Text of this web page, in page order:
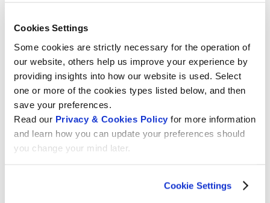
Cookies Settings
Some cookies are strictly necessary for the operation of
our website, others help us improve your experience by
providing insights into how our website is used. Select
one or more of the cookies types listed below, and then
save your preferences.
Read our Privacy & Cookies Policy for more information
and learn how you can update your preferences should
you change your mind later.
Cookie Settings
auparavant sur Wikipédia. Cela pourrait conduire
l’écosystème de l’IA. Il serait largement utilisé
pour les données d’entraînement et comme
point de terminaison en direct, mais moins
directement visité par les utilisateurs. Ce
changement pourrait avoir des implications pour
la collecte de fonds par les éditeurs et la viabilité
à long terme de Wikipédia.